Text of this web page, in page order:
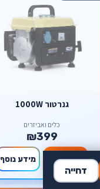
גנרטור 1000W
כלים ואביזרים
₪399
🔔 עדכנו מידע נוסף
דחייה